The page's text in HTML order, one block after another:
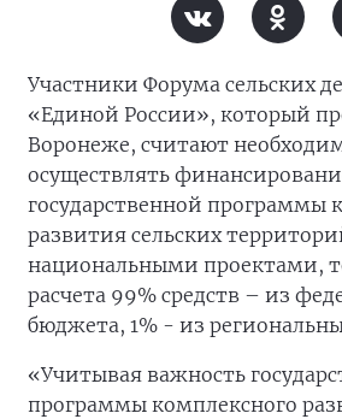
Участники Форума сельских
«Единой России», который
Воронеже, считают
осуществлять
государственной программы
развития сельских
национальными проектами,
расчета 99% средств – из
бюджета, 1% - из
«Учитывая важность
программы комплексного